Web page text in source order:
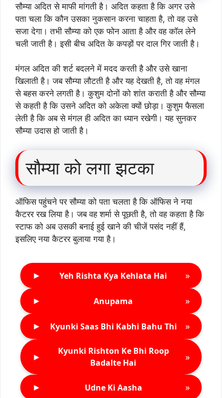
सौम्या अदित से माफी मांगती है। अदित कहता है कि अगर उसे
पता चला कि कौन उसका नुकसान करना चाहता है, तो वह उसे
सजा देगा। तभी सौम्या को एक फोन आता है और वह कॉल लेने
चली जाती है। इसी बीच अदित के कपड़ों पर दाल गिर जाती है।
मंगल अदित की शर्ट बदलने में मदद करती है और उसे खाना
खिलाती है। जब सौम्या लौटती है और यह देखती है, तो वह मंगल
से बहस करने लगती है। कुशुम दोनों को शांत कराती है और सौम्या
से कहती है कि उसने अदित को अकेला क्यों छोड़ा। कुशुम फैसला
लेती है कि अब से मंगल ही अदित का ध्यान रखेगी। यह सुनकर
सौम्या उदास हो जाती है।
सौम्या को लगा झटका
ऑफिस पहुंचने पर सौम्या को पता चलता है कि ऑफिस ने नया
कैटरर रख लिया है। जब वह शर्मा से पूछती है, तो वह कहता है कि
स्टाफ को अब उसकी बनाई हुई खाने की चीजें पसंद नहीं हैं,
इसलिए नया कैटरर बुलाया गया है।
► Yeh Rishta Kya Kehlata Hai »
► Anupama »
► Kyunki Saas Bhi Kabhi Bahu Thi »
►
Kyunki Rishton Ke Bhi Roop
Badalte Hai
»
► Udne Ki Aasha »